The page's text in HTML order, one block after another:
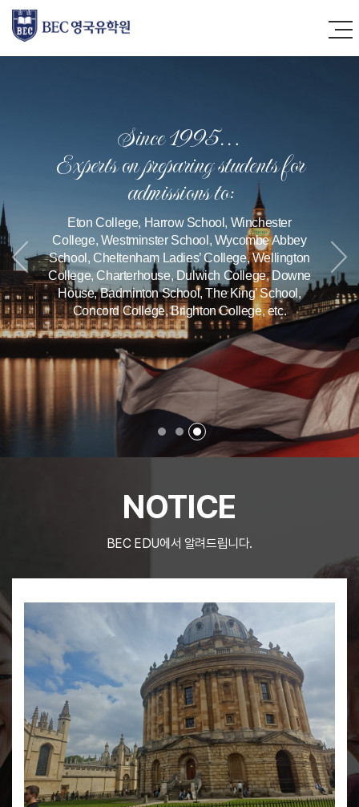
Since 1995…
Experts on preparing students for
admissions to:
Eton College, Harrow School, Winchester
College, Westminster School, Wycombe Abbey
School, Cheltenham Ladies’ College, Wellington
College,Charterhouse, Dulwich College, Downe
House, Badminton School,The King’ School,
Concord College, Brighton College, etc.
NOTICE
BEC EDU에서 알려드립니다.